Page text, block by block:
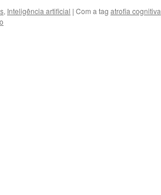
, Inteligência artificial | Com a tag atrofia cognitiva